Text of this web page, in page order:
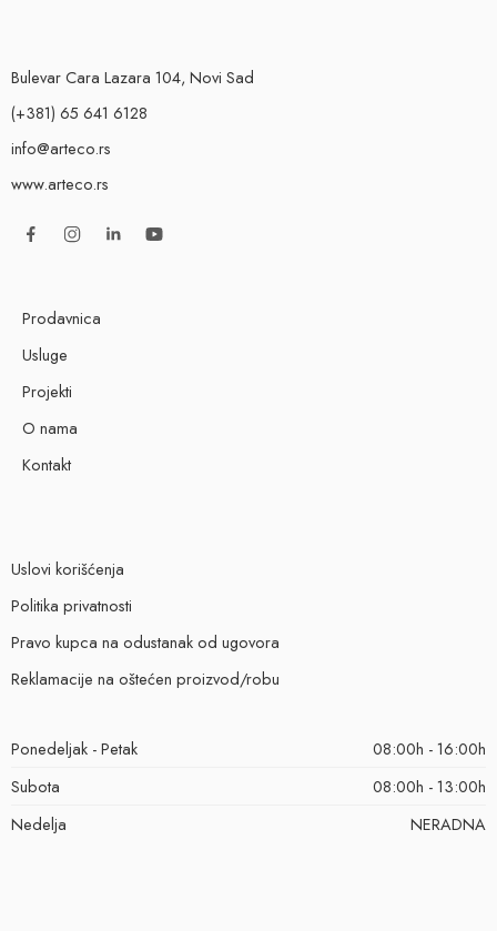
Bulevar Cara Lazara 104, Novi Sad
(+381) 65 641 6128
info@arteco.rs
www.arteco.rs
Prodavnica
Usluge
Projekti
O nama
Kontakt
Uslovi korišćenja
Politika privatnosti
Pravo kupca na odustanak od ugovora
Reklamacije na oštećen proizvod/robu
Ponedeljak - Petak
08:00h - 16:00h
Subota
08:00h - 13:00h
Nedelja
NERADNA